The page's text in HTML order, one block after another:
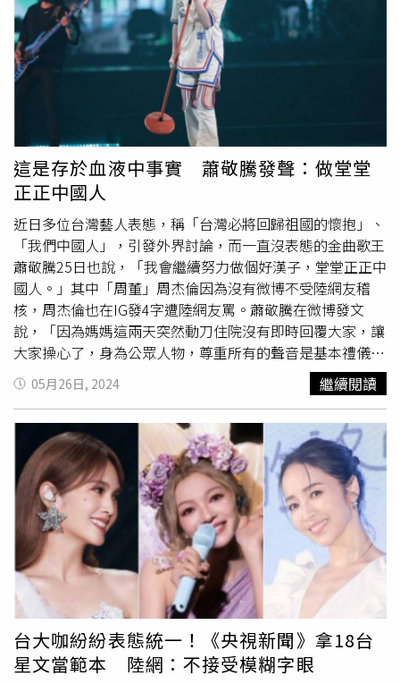
迅速獲得大量支持，短時間內便吸引了逾四萬名粉絲按讚，
粉絲們紛紛留言表示支持，「姐，就是霸氣！愛妳」、「謝
謝繡惠姐勇敢發聲」、「愛繡惠姐」、「太帥氣了姐！」、
「我跟妳說哦！我最喜歡妳」、「謝謝繡惠姐勇敢發聲」、
「越來越美！謝謝繡惠姊」、「姊是一股清流」、「感謝
你！前幾年有人要炒作缺蛋好像就是民不聊生的風氣，你也
有出來說話穩定大眾民心，這是公眾人物發揮正面影響力的
典範」、「當台灣人很好啊～讚啦」。針對多名藝人轉發央
視新聞官方微博一事，陸委會也於5月23日下午的例行記者
會上作出回應。陸委會表示，每位藝人都有自己的立場，並
可能因現實生活的壓力做出某些選擇，然而在作出這些選擇
時，希望他們能夠考慮培育他們的地方人們的感受，以及自
己家鄉的情況。
這是存於血液中事實 蕭敬騰發聲：做堂堂
正正中國人
近日多位台灣藝人表態，稱「台灣必將回歸祖國的懷抱」、
「我們中國人」，引發外界討論，而一直沒表態的金曲歌王
蕭敬騰25日也說，「我會繼續努力做個好漢子，堂堂正正中
國人。」其中「周董」周杰倫因為沒有微博不受陸網友稽
核，周杰倫也在IG發4字遭陸網友罵。蕭敬騰在微博發文
說，「因為媽媽這兩天突然動刀住院沒有即時回覆大家，讓
大家操心了，身為公眾人物，尊重所有的聲音是基本禮儀，
也因為不擅言詞，所以盡量用身體力行，來傳遞自己的想
法。」蕭敬騰指出，他在萬華長大，熱愛成長的土地，「我
的母親是花蓮豐濱人，父親來自福建泉州，這是存於血液中
的事實，絕對不是一項選擇」，他熱愛音樂喊表演，很驕傲
自己是中華民族的一份子，「我會繼續努力做個好漢子，堂
堂正正中國人。」蕭敬騰也在標籤中寫，「國土不能分民族
不可散，中國終將實現完全統一，台灣必歸。」此文曝光
後，陸網友紛紛留言「堂堂正正的中國人，太爺們了我蕭
哥」、「最佳表態模版，哥哥太帥了」、「騰哥很真誠，我
們都是中國人」。據了解，蔡依林在演唱會說，「我們中國
南昌」，
也轉發央視新聞，多位藝人都表態稱自己是
中國人。為此，還有陸網友作表格稽查，但周杰倫因為沒微
博所以不受稽查。周杰倫25日在IG發文，「勿擾模式啟
動。」有網友嗆，「別來內地開演唱會撈錢了」。
05月26日, 2024 繼續閱讀
台大咖紛紛表態統一！《央視新聞》拿18台
星文當範本 陸網：不接受模糊字眼